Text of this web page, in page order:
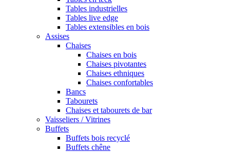
Tables industrielles
Tables live edge
Tables extensibles en bois
Assises
Chaises
Chaises en bois
Chaises pivotantes
Chaises ethniques
Chaises confortables
Bancs
Tabourets
Chaises et tabourets de bar
Vaisseliers / Vitrines
Buffets
Buffets bois recyclé
Buffets chêne